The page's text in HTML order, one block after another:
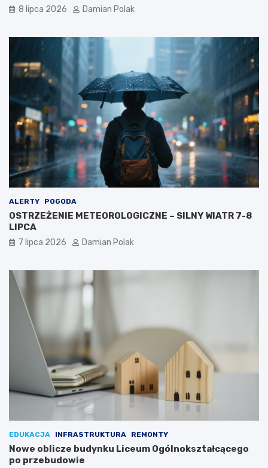
8 lipca 2026 Damian Polak
ALERTY POGODA
OSTRZEŻENIE METEOROLOGICZNE – SILNY WIATR 7-8
LIPCA
7 lipca 2026 Damian Polak
EDUKACJA INFRASTRUKTURA REMONTY
Nowe oblicze budynku Liceum Ogólnokształcącego
po przebudowie